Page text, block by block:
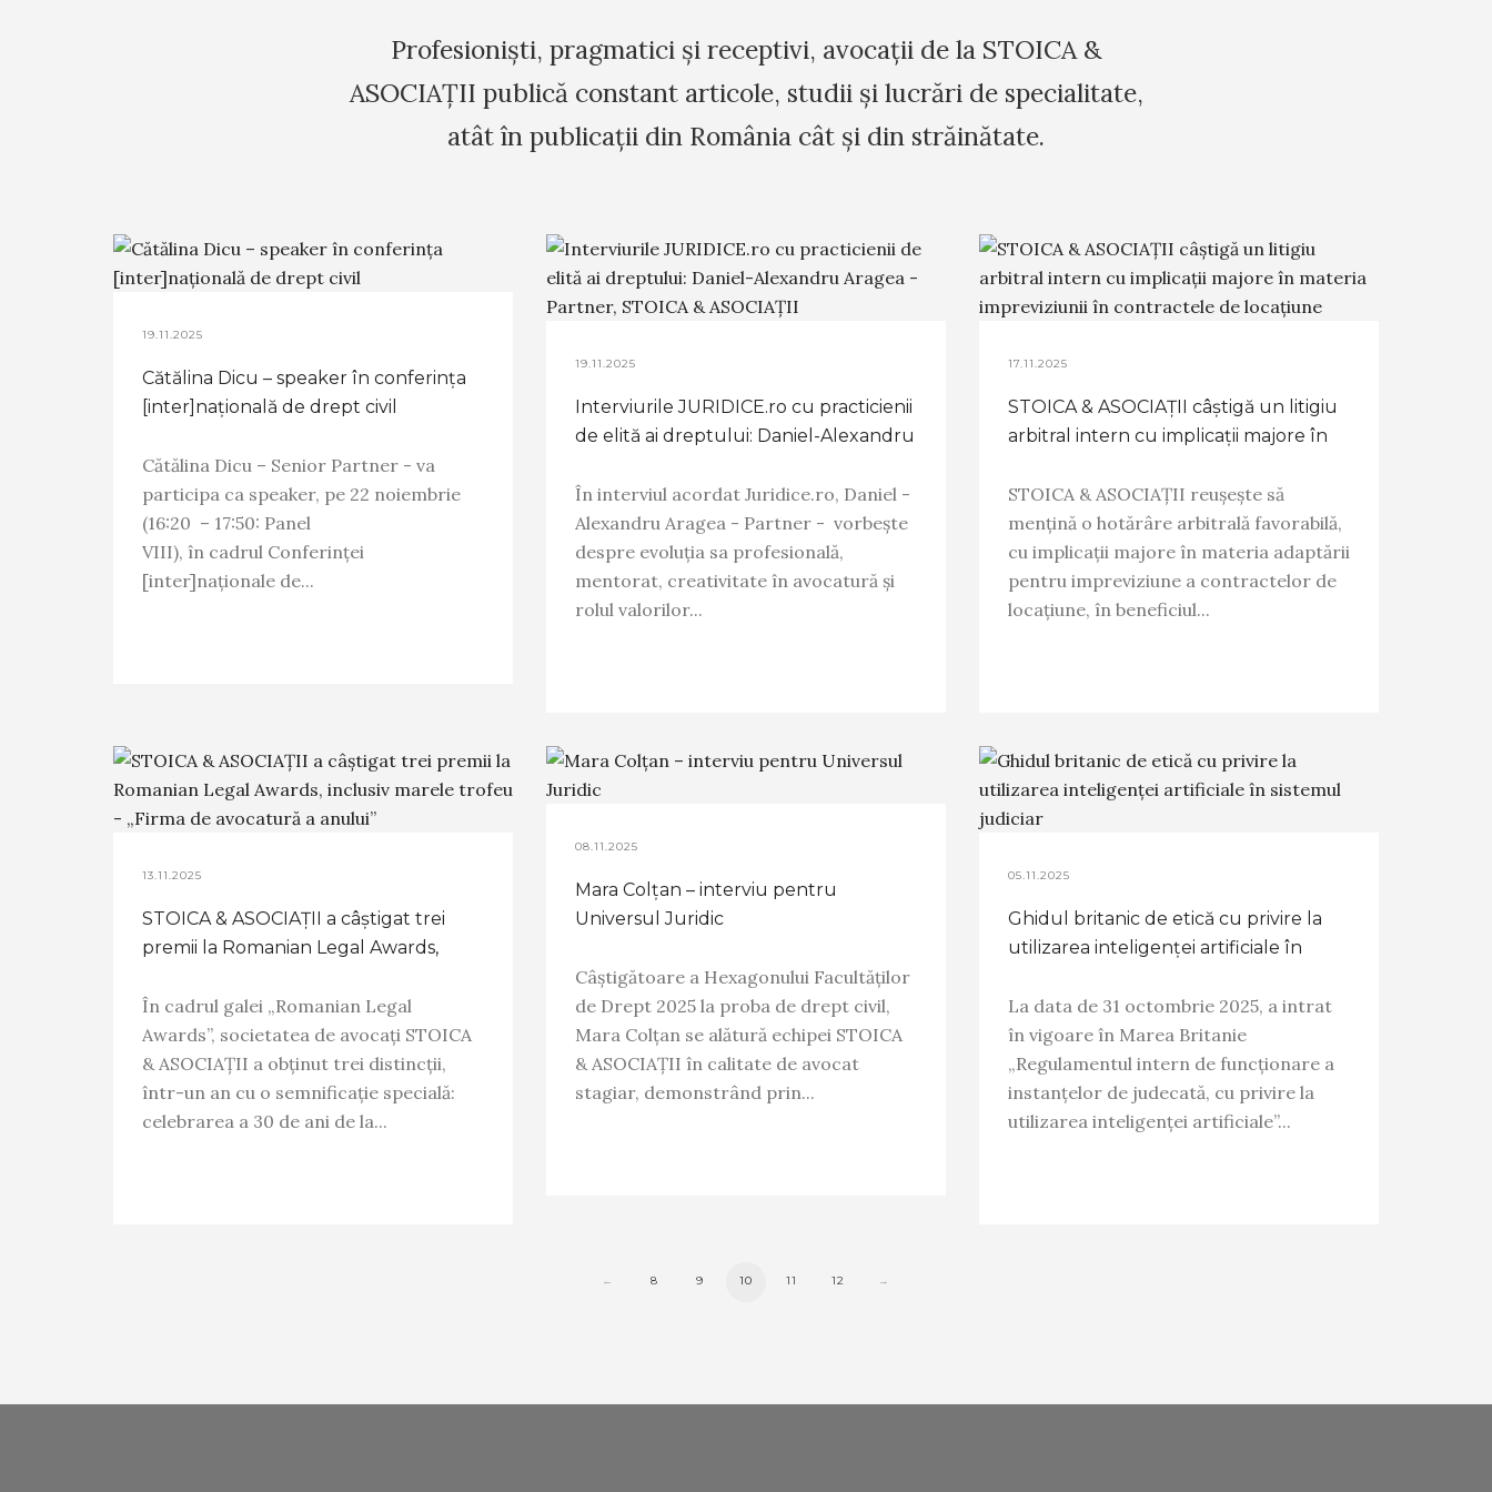
Profesioniști, pragmatici și receptivi, avocații de la STOICA &
ASOCIAȚII publică constant articole, studii şi lucrări de specialitate,
atât în publicații din România cât şi din străinătate.
19.11.2025
Cătălina Dicu – speaker în conferința
[inter]națională de drept civil
Cătălina Dicu – Senior Partner - va
participa ca speaker, pe 22 noiembrie
(16:20 – 17:50: Panel
VIII), în cadrul Conferinței
[inter]naționale de...
19.11.2025
Interviurile JURIDICE.ro cu practicienii
de elită ai dreptului: Daniel-Alexandru
În interviul acordat Juridice.ro, Daniel -
Alexandru Aragea - Partner - vorbește
despre evoluția sa profesională,
mentorat, creativitate în avocatură și
rolul valorilor...
17.11.2025
STOICA & ASOCIAȚII câștigă un litigiu
arbitral intern cu implicații majore în
locațiune
STOICA & ASOCIAȚII reușește să
mențină o hotărâre arbitrală favorabilă,
cu implicații majore în materia adaptării
pentru impreviziune a contractelor de
locațiune, în beneficiul...
13.11.2025
STOICA & ASOCIAȚII a câștigat trei
premii la Romanian Legal Awards,
avocatură a anului”
În cadrul galei „Romanian Legal
Awards”, societatea de avocați STOICA
& ASOCIAȚII a obținut trei distincții,
într-un an cu o semnificație specială:
celebrarea a 30 de ani de la...
08.11.2025
Mara Colțan – interviu pentru
Universul Juridic
Câștigătoare a Hexagonului Facultăților
de Drept 2025 la proba de drept civil,
Mara Colțan se alătură echipei STOICA
& ASOCIAȚII în calitate de avocat
stagiar, demonstrând prin...
05.11.2025
Ghidul britanic de etică cu privire la
utilizarea inteligenței artificiale în
La data de 31 octombrie 2025, a intrat
în vigoare în Marea Britanie
„Regulamentul intern de funcționare a
instanțelor de judecată, cu privire la
utilizarea inteligenței artificiale”...
← 8 9 10 11 12 →